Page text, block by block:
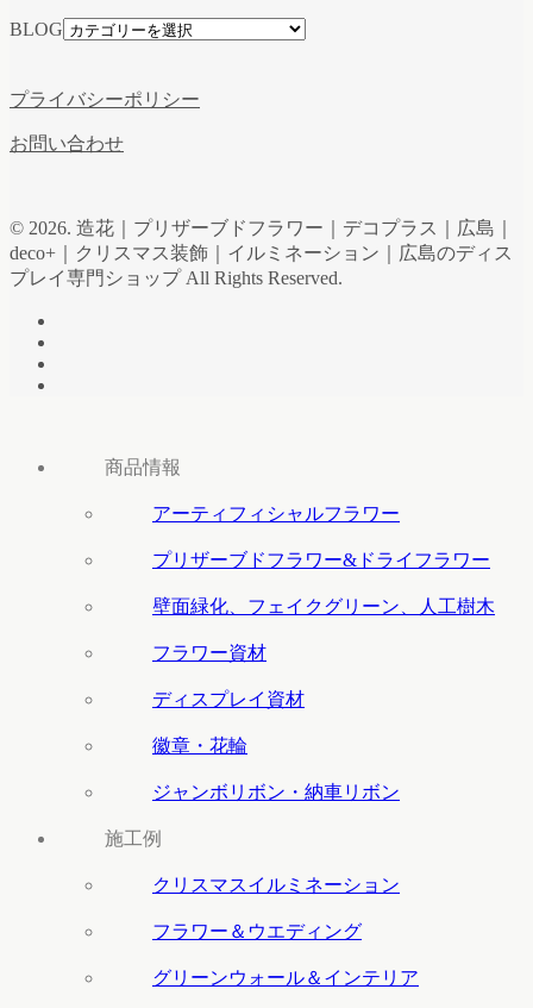
BLOG
プライバシーポリシー
お問い合わせ
© 2026. 造花｜プリザーブドフラワー｜デコプラス｜広島｜
deco+｜クリスマス装飾｜イルミネーション｜広島のディス
プレイ専門ショップ All Rights Reserved.
商品情報
アーティフィシャルフラワー
プリザーブドフラワー&ドライフラワー
壁面緑化、フェイクグリーン、人工樹木
フラワー資材
ディスプレイ資材
徽章・花輪
ジャンボリボン・納車リボン
施工例
クリスマスイルミネーション
フラワー＆ウエディング
グリーンウォール＆インテリア